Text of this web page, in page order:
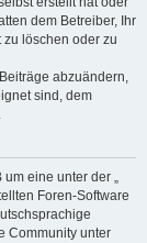
dem Betreiber, Ihr
löschen oder zu
abzuändern,
sind, dem
eine unter der „
Foren-Software
Community unter